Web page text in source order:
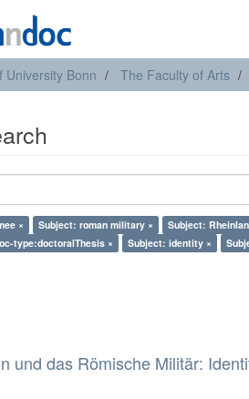
University Bonn The Faculty of Arts
× Subject: roman military × Subject:
type:doctoralThesis × Subject: identity ×
und das Römische Militär: